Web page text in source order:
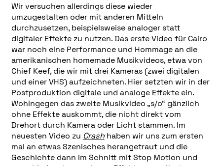
Wir versuchen allerdings diese wieder
umzugestalten oder mit anderen Mitteln
durchzusetzen, beispielsweise analoger statt
digitaler Effekte zu nutzen. Das erste Video für Cairo
war noch eine Performance und Hommage an die
amerikanischen homemade Musikvideos, etwa von
Chief Keef, die wir mit drei Kameras (zwei digitalen
und einer VHS) aufzeichneten. Hier setzten wir in der
Postproduktion digitale und analoge Effekte ein.
Wohingegen das zweite Musikvideo „s/o“ gänzlich
ohne Effekte auskommt, die nicht direkt vom
Drehort durch Kamera oder Licht stammen. Im
neuesten Video zu Crashhaben wir uns zum ersten
mal an etwas Szenisches herangetraut und die
Geschichte dann im Schnitt mit Stop Motion und